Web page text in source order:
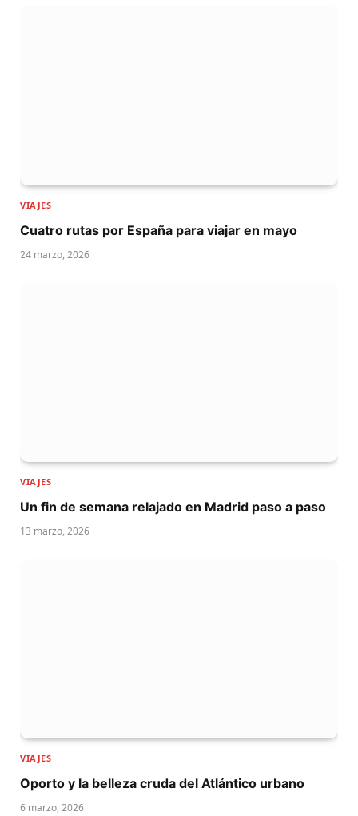
VIAJES
Cuatro rutas por España para viajar en mayo
24 marzo, 2026
VIAJES
Un fin de semana relajado en Madrid paso a paso
13 marzo, 2026
VIAJES
Oporto y la belleza cruda del Atlántico urbano
6 marzo, 2026